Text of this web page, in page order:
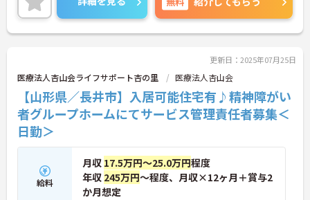
詳細をお話しいたしますのでお気軽にご相談くださ
い！
更新日：2025年07月25日
医療法人杏山会ライフサポート杏の里 医療法人杏山会
【山形県／長井市】入居可能住宅有♪精神障がい
者グループホームにてサービス管理責任者募集＜
日勤＞
給料
月収 17.5万円～25.0万円程度
年収 245万円～程度、月収×12ヶ月＋賞与2
か月想定